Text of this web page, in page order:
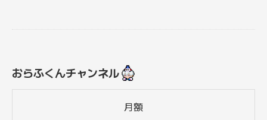
おらふくんチャンネル
月額